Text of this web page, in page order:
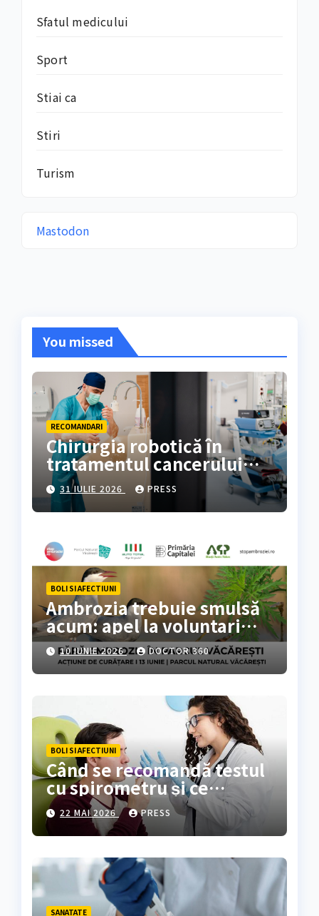
Sfatul medicului
Sport
Stiai ca
Stiri
Turism
Mastodon
You missed
RECOMANDARI
Chirurgia robotică în
tratamentul cancerului
colorectal
31 IULIE 2026 PRESS
BOLI SI AFECTIUNI
Ambrozia trebuie smulsă
acum: apel la voluntari
pentru acțiune de curățare
în Parcul Natural
Văcărești
10 IUNIE 2026 DOCTOR 360
BOLI SI AFECTIUNI
Când se recomandă testul
cu spirometru și ce
rezultate oferă?
22 MAI 2026 PRESS
SANATATE